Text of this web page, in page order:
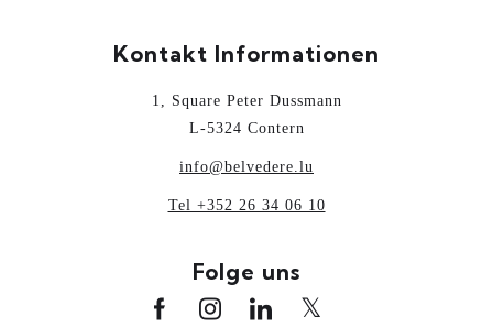
Kontakt Informationen
1, Square Peter Dussmann
L-5324 Contern
info@belvedere.lu
Tel +352 26 34 06 10
Folge uns